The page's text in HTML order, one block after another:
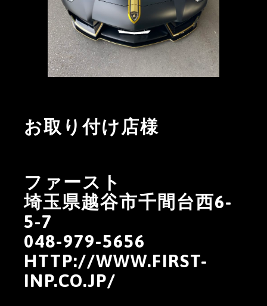
お取り付け店様
ファースト
埼玉県越谷市千間台西6-
5-7
048-979-5656
HTTP://WWW.FIRST-
INP.CO.JP/